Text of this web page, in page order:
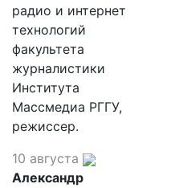
радио и интернет
технологий
факультета
журналистики
Института
Массмедиа РГГУ,
режиссер.
10 августа
Александр